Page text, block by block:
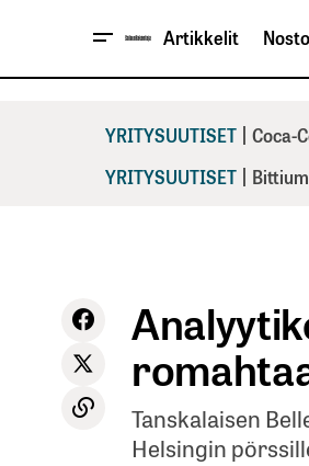
Artikkelit
YRITYSUUTISET | Coca-
YRITYSUUTISET |
Tanskalaisen
Helsingin